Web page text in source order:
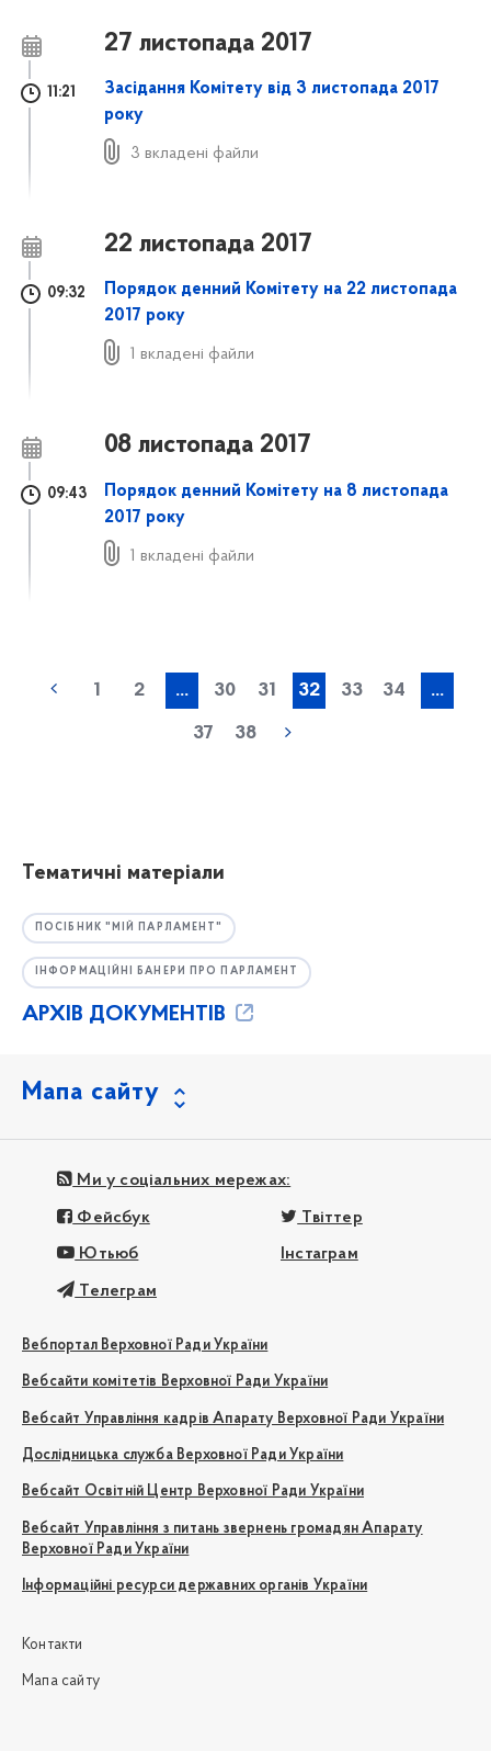
27 листопада 2017
11:21
Засідання Комітету від 3 листопада 2017
року
3 вкладені файли
22 листопада 2017
09:32
Порядок денний Комітету на 22 листопада
2017 року
1 вкладені файли
08 листопада 2017
09:43
Порядок денний Комітету на 8 листопада
2017 року
1 вкладені файли
1 2 ... 30 31 32 33 34 ...
37 38
Тематичні матеріали
ПОСІБНИК "МІЙ ПАРЛАМЕНТ"
ІНФОРМАЦІЙНІ БАНЕРИ ПРО ПАРЛАМЕНТ
АРХІВ ДОКУМЕНТІВ
Мапа сайту
Ми у соціальних мережах:
Фейсбук Твіттер
Ютьюб Інстаграм
Телеграм
Вебпортал Верховної Ради України
Вебсайти комітетів Верховної Ради України
Вебсайт Управління кадрів Апарату Верховної Ради України
Дослідницька служба Верховної Ради України
Вебсайт Освітній Центр Верховної Ради України
Вебсайт Управління з питань звернень громадян Апарату
Верховної Ради України
Інформаційні ресурси державних органів України
Контакти
Мапа сайту